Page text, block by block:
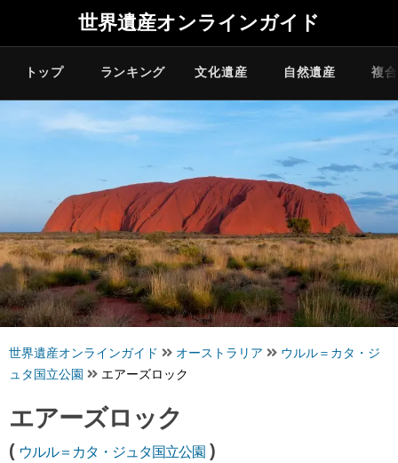
世界遺産オンラインガイド
トップ ランキング 文化遺産 自然遺産 複
世界遺産オンラインガイド オーストラリア
ウルル＝カタ・ジ
ュタ国立公園
エアーズロック
エアーズロック
( ウルル＝カタ・ジュタ国立公園 )